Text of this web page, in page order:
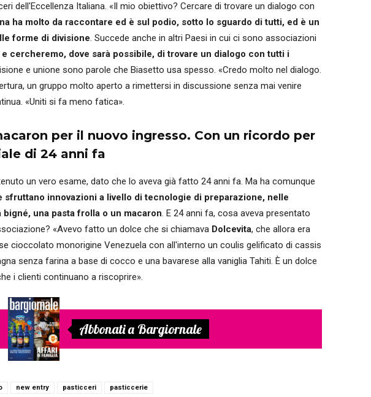
dell'Eccellenza Italiana. «Il mio obiettivo? Cercare di trovare un dialogo con
ha molto da raccontare ed è sul podio, sotto lo sguardo di tutti, ed è un
forme di divisione. Succede anche in altri Paesi in cui ci sono associazioni
cercheremo, dove sarà possibile, di trovare un dialogo con tutti i
e unione sono parole che Biasetto usa spesso. «Credo molto nel dialogo.
un gruppo molto aperto a rimettersi in discussione senza mai venire
«Uniti si fa meno fatica».
per il nuovo ingresso. Con un ricordo per
di 24 anni fa
un vero esame, dato che lo aveva già fatto 24 anni fa. Ma ha comunque
sfruttano innovazioni a livello di tecnologie di preparazione, nelle
una pasta frolla o un macaron. E 24 anni fa, cosa aveva presentato
«Avevo fatto un dolce che si chiamava Dolcevita, che allora era
cioccolato monorigine Venezuela con all'interno un coulis gelificato di cassis
senza farina a base di cocco e una bavarese alla vaniglia Tahiti. È un dolce
i clienti continuano a riscoprire».
Abbonati a Bargiornale
new entry pasticceri pasticcerie